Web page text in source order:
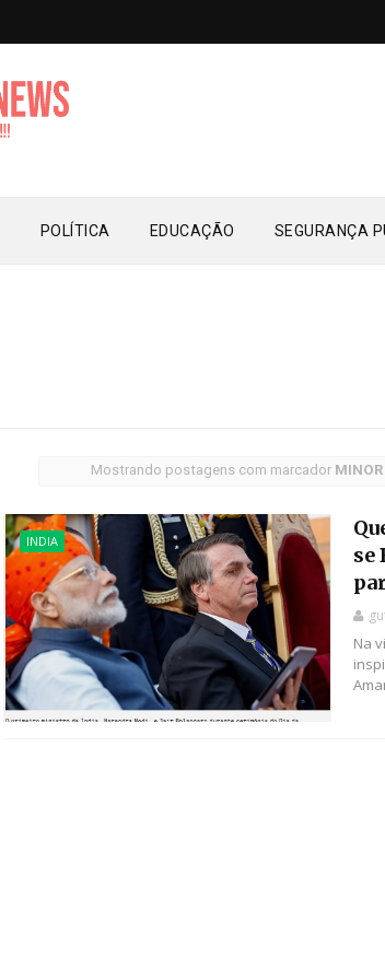
POLÍTICA EDUCAÇÃO SEGURANÇA
Mostrando postagens com marcador
INDIA
se
Na